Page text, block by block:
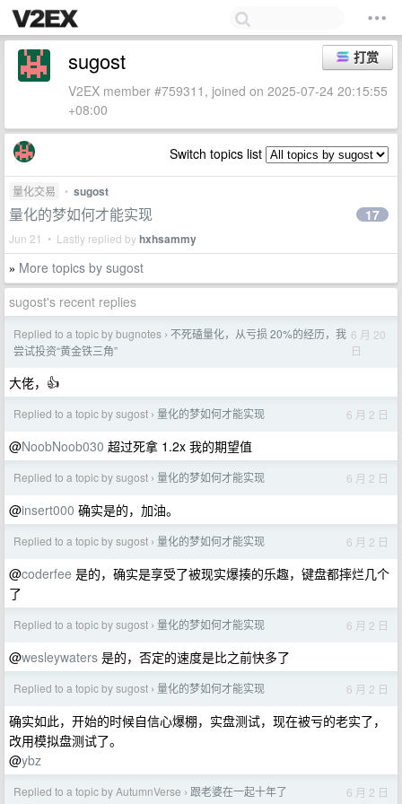
打赏
sugost
V2EX member #759311, joined on 2025-07-24 20:15:55
+08:00
Switch topics list
量化交易 • sugost
量化的梦如何才能实现
Jun 21 • Lastly replied byhxhsammy
17
» More topics by sugost
sugost's recent replies
Replied to a topic by bugnotes › 不死磕量化，从亏损 20%的经历，我
尝试投资“黄金铁三角”
6 月 20
日
大佬，👍
Replied to a topic by sugost › 量化的梦如何才能实现 6 月 2 日
@NoobNoob030 超过死拿 1.2x 我的期望值
Replied to a topic by sugost › 量化的梦如何才能实现 6 月 2 日
@insert000 确实是的，加油。
Replied to a topic by sugost › 量化的梦如何才能实现 6 月 2 日
@coderfee 是的，确实是享受了被现实爆揍的乐趣，键盘都摔烂几个
了
Replied to a topic by sugost › 量化的梦如何才能实现 6 月 2 日
@wesleywaters 是的，否定的速度是比之前快多了
Replied to a topic by sugost › 量化的梦如何才能实现 6 月 2 日
确实如此，开始的时候自信心爆棚，实盘测试，现在被亏的老实了，
改用模拟盘测试了。
@ybz
Replied to a topic by AutumnVerse › 跟老婆在一起十年了 6 月 2 日